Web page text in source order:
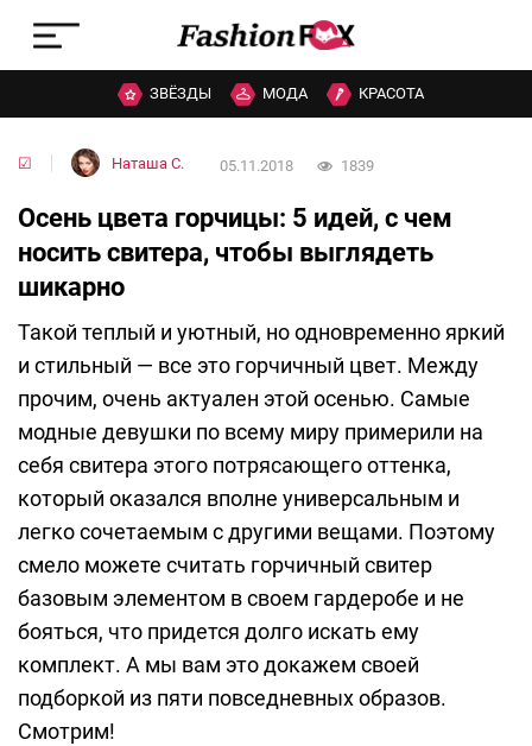
ЗВЁЗДЫ МОДА КРАСОТА
☑ Наташа C. 05.11.2018 1839
Осень цвета горчицы: 5 идей, с чем
носить свитера, чтобы выглядеть
шикарно
Такой теплый и уютный, но одновременно яркий
и стильный — все это горчичный цвет. Между
прочим, очень актуален этой осенью. Самые
модные девушки по всему миру примерили на
себя свитера этого потрясающего оттенка,
который оказался вполне универсальным и
легко сочетаемым с другими вещами. Поэтому
смело можете считать горчичный свитер
базовым элементом в своем гардеробе и не
бояться, что придется долго искать ему
комплект. А мы вам это докажем своей
подборкой из пяти повседневных образов.
Смотрим!